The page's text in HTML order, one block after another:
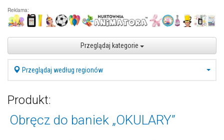
Reklama:
Przeglądaj kategorie
Przeglądaj według regionów
Produkt:
Obręcz do baniek „OKULARY”